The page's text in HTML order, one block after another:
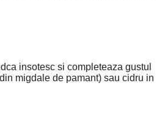
insotesc si completeaza gustul
migdale de pamant) sau cidru in